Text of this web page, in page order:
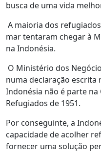
busca de uma vida
A maioria dos
mar tentaram chegar à
na Indonésia.
O Ministério dos
numa declaração
Indonésia não é parte na
Refugiados de 1951.
Por conseguinte, a
capacidade de acolher
fornecer uma solução